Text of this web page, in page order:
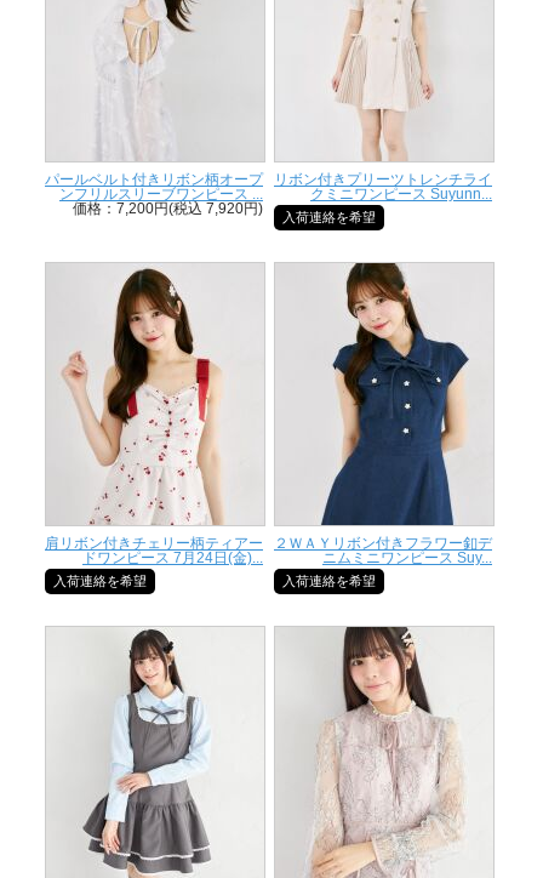
パールベルト付きリボン柄オープ
ンフリルスリーブワンピース ...
価格：7,200円(税込 7,920円)
リボン付きプリーツトレンチライ
クミニワンピース Suyunn...
入荷連絡を希望
肩リボン付きチェリー柄ティアー
ドワンピース 7月24日(金)...
入荷連絡を希望
２ＷＡＹリボン付きフラワー釦デ
ニムミニワンピース Suy...
入荷連絡を希望